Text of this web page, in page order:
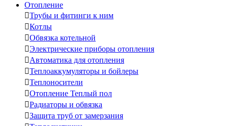
Отопление
Трубы и фитинги к ним
Котлы
Обвязка котельной
Электрические приборы отопления
Автоматика для отопления
Теплоаккумуляторы и бойлеры
Теплоносители
Отопление Теплый пол
Радиаторы и обвязка
Защита труб от замерзания